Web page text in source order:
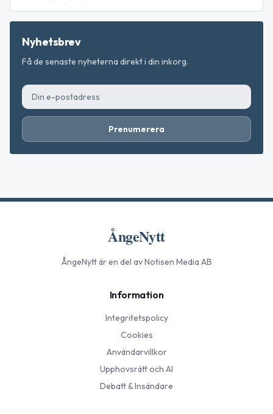
Nyhetsbrev
Få de senaste nyheterna direkt i din inkorg.
Prenumerera
ÅngeNytt
ÅngeNyttär en del av Notisen Media AB
Information
Integritetspolicy
Cookies
Användarvillkor
Upphovsrätt och AI
Debatt & Insändare